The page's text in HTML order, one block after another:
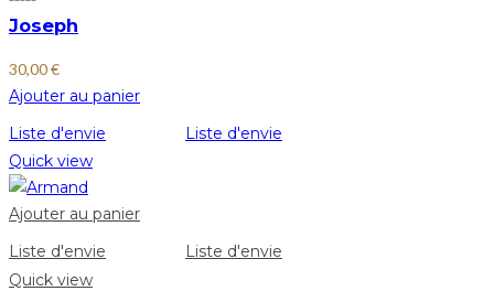
Joseph
30,00€
Ajouter au panier
Liste d'envie
Liste d'envie
Quick view
Ajouter au panier
Liste d'envie
Liste d'envie
Quick view